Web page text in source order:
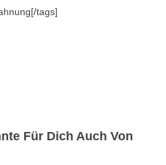
tags]
Für Dich Auch Von